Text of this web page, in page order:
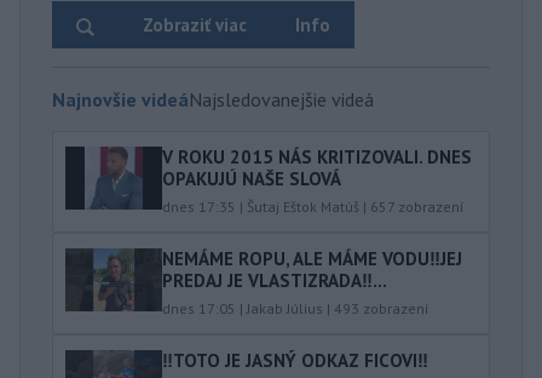
Info
Zobraziť viac
Najnovšie videáNajsledovanejšie videá
V ROKU 2015 NÁS KRITIZOVALI. DNES
OPAKUJÚ NAŠE SLOVÁ
dnes 17:35 | Šutaj Eštok Matúš | 657 zobrazení
NEMÁME ROPU, ALE MÁME VODU‼️JEJ
PREDAJ JE VLASTIZRADA‼️...
dnes 17:05 |Jakab Július | 493 zobrazení
‼️TOTO JE JASNÝ ODKAZ FICOVI‼️